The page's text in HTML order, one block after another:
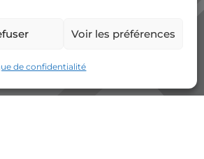
Voir les préférences
de confidentialité